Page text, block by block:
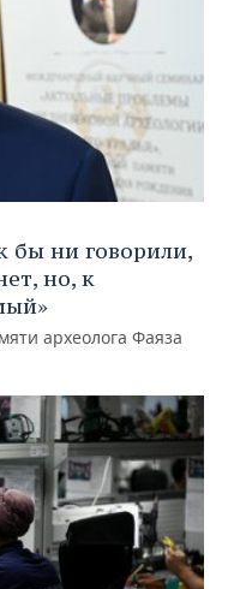
бы ни говорили,
но, к
археолога Фаяза